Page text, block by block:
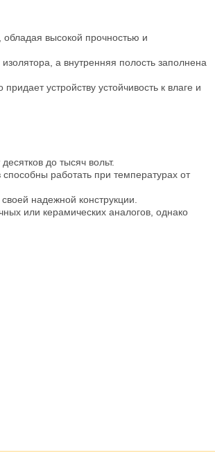
высокой прочностью и
а внутренняя полость заполнена
устройству устойчивость к влаге и
до тысяч вольт.
работать при температурах от
надежной конструкции.
или керамических аналогов, однако